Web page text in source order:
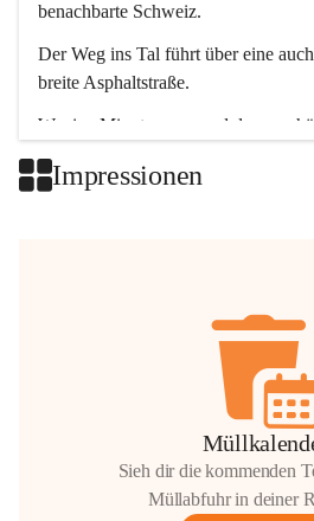
benachbarte Schweiz.
Der Weg ins Tal führt über eine
breite Asphaltstraße.
Wenige Minuten nur, und das
Impressionen
Sieh dir die kommenden
Müllabfuhr in deiner